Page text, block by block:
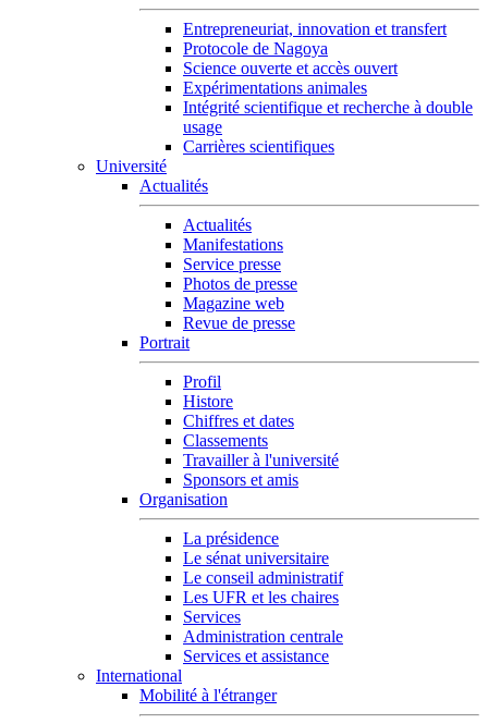
Entrepreneuriat, innovation et transfert
Protocole de Nagoya
Science ouverte et accès ouvert
Expérimentations animales
Intégrité scientifique et recherche à double
usage
Carrières scientifiques
Université
Actualités
Actualités
Manifestations
Service presse
Photos de presse
Magazine web
Revue de presse
Portrait
Profil
Histore
Chiffres et dates
Classements
Travailler à l'université
Sponsors et amis
Organisation
La présidence
Le sénat universitaire
Le conseil administratif
Les UFR et les chaires
Services
Administration centrale
Services et assistance
International
Mobilité à l'étranger